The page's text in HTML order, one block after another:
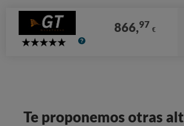
5
866,97 €
Te proponemos otras